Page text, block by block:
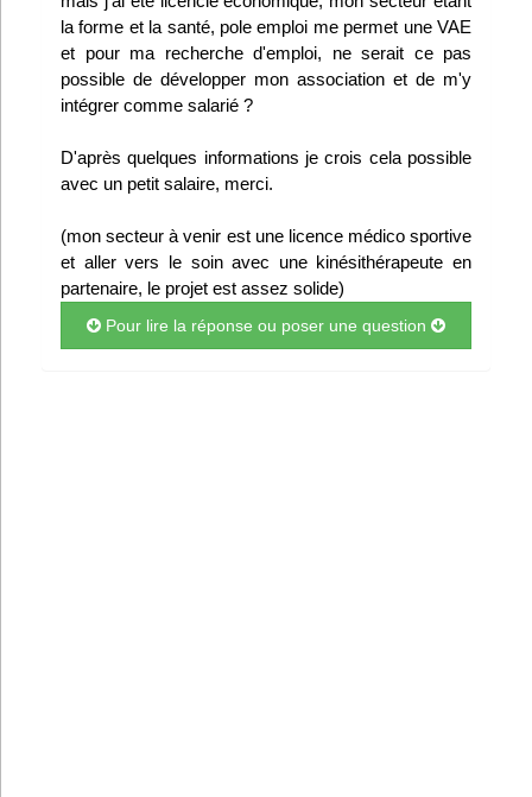
VieAsso
Divers
Abo Lettrasso
Désabo Lettrasso
la forme et la santé, pole emploi me permet une VAE
et pour ma recherche d'emploi, ne serait ce pas
possible de développer mon association et de m'y
intégrer comme salarié ?
D'après quelques informations je crois cela possible
avec un petit salaire, merci.
(mon secteur à venir est une licence médico sportive
et aller vers le soin avec une kinésithérapeute en
partenaire, le projet est assez solide)
Pour lire la réponse ou poser une question